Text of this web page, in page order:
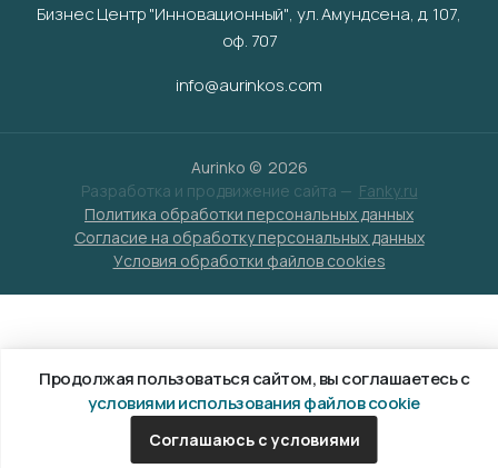
Бизнес Центр "Инновационный", ул. Амундсена, д. 107,
оф. 707
info@aurinkos.com
Aurinko © 2026
Разработка и продвижение сайта — Fanky.ru
Политика обработки персональных данных
Согласие на обработку персональных данных
Условия обработки файлов cookies
Продолжая пользоваться сайтом, вы соглашаетесь с
условиями использования файлов cookie
Соглашаюсь с условиями